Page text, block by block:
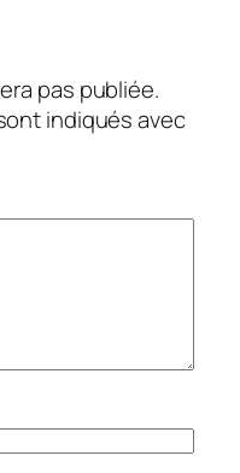
pas publiée.
indiqués avec